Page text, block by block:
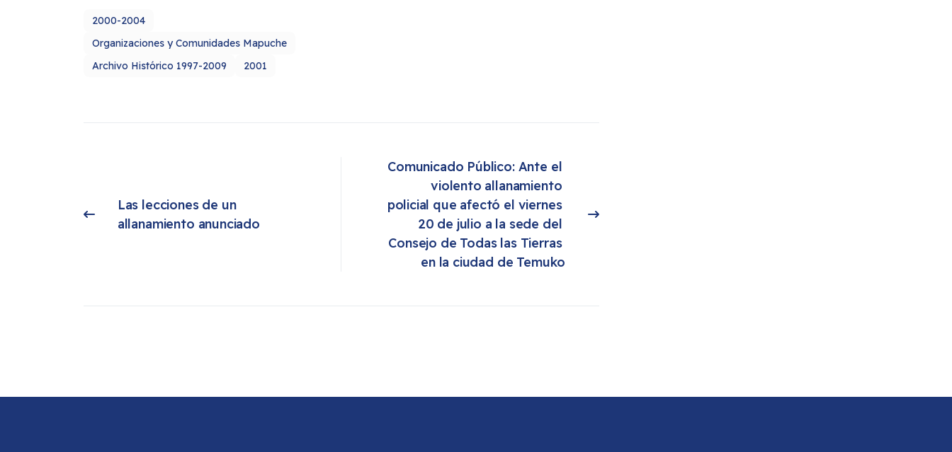
2000-2004
Organizaciones y Comunidades Mapuche
Archivo Histórico 1997-2009
2001
Las lecciones de un
allanamiento anunciado
Comunicado Público: Ante el
violento allanamiento
policial que afectó el viernes
20 de julio a la sede del
Consejo de Todas las Tierras
en la ciudad de Temuko